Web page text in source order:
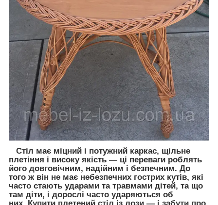
Стіл має міцний і потужний каркас, щільне
плетіння і високу якість — ці переваги роблять
його довговічним, надійним і безпечним. До
того ж він не має небезпечних гострих кутів, які
часто стають ударами та травмами дітей, та що
там діти, і дорослі часто ударяються об
них. Купити плетений стіл із лози — і забути про